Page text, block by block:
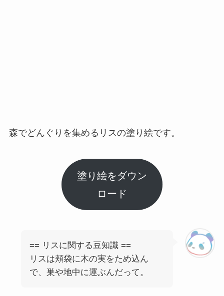
森でどんぐりを集めるリスの塗り絵です。
塗り絵をダウン
ロード
== リスに関する豆知識 ==
リスは頬袋に木の実をため込ん
で、巣や地中に運ぶんだって。